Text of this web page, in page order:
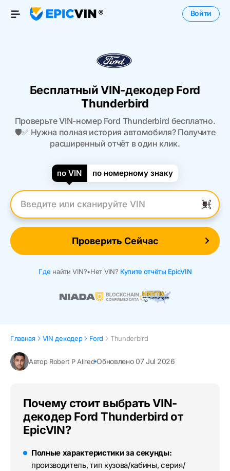
Open Menu
Войти
Бесплатный VIN-декодер Ford
Thunderbird
Проверьте VIN-номер Ford Thunderbird бесплатно.
🛡️✅ Нужна полная история автомобиля? Получите
расширенный отчёт в один клик.
по VIN по номерному знаку
Введите VIN
Проверить Сейчас
Где найти VIN?•Нет VIN? Купите отчёты EpicVIN
Главная VIN декодер Ford Thunderbird
Автор Robert P Allred Обновлено 07 Jul 2026
Почему стоит выбрать VIN-
декодер Ford Thunderbird от
EpicVIN?
Полные характеристики за секунды:
производитель, тип кузова/кабины, серия/